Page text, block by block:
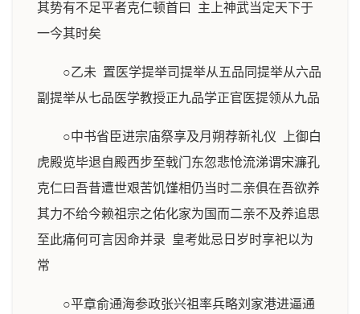
其势有不足平者克仁顿首曰 主上神武当定天下于
一今其时矣
○乙未 置医学提举司提举从五品同提举从六品
副提举从七品医学教授正九品学正官医提领从九品
○中书省臣进宗庙祭享及月朔荐新礼仪 上御白
虎殿览毕退自殿西步至戟门东忽悲怆流涕谓宋濂孔
克仁曰吾昔遭世艰苦饥馑相仍当时二亲俱在吾欲养
其力不给今赖祖宗之佑化家为国而二亲不及养追思
至此痛何可言因命并录 皇考妣忌日岁时享祀以为
常
○平章俞通海参政张兴祖率兵略刘家港进逼通